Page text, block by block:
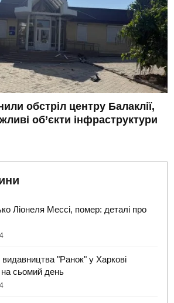
обстріл центру Балаклії,
об’єкти інфраструктури
Ліонеля Мессі, помер: деталі про
"Ранок" у Харкові
на сьомий день